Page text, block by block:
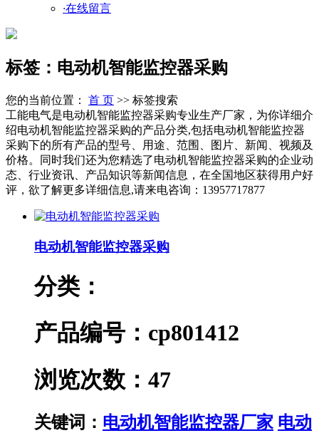
·在线留言
标签：电动机智能监控器采购
您的当前位置： 首 页 >> 标签搜索
工能电气是电动机智能监控器采购专业生产厂家，为你详细介
绍电动机智能监控器采购的产品分类,包括电动机智能监控器
采购下的所有产品的型号、用途、范围、图片、新闻、视频及
价格。同时我们还为您精选了电动机智能监控器采购的企业动
态、行业资讯、产品知识等新闻信息，在全国地区获得用户好
评，欲了解更多详细信息,请来电咨询：13957717877
电动机智能监控器采购
分类：
产品编号：cp801412
浏览次数：47
关键词： 电动机智能监控器厂家 电动